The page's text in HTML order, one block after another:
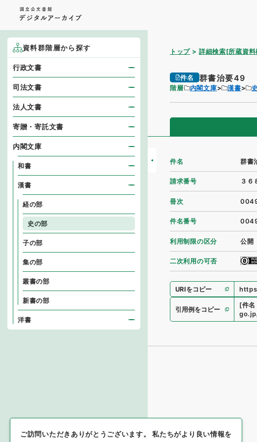
トップ 詳細検索[所蔵資
件名 群書治要49
階層 内閣文庫 漢書
件名 群書
請求番号 ３６
冊次
件名番号
利用制限の区分 公開
二次利用の可否
URIをコピー
引用例をコピー
[件名
資料群階層から探す
行政文書
司法文書
法人文書
寄贈・寄託文書
内閣文庫
和書
漢書
経の部
史の部
子の部
集の部
叢書の部
新書の部
洋書
ご訪問いただきありがとうございます。私たちがより良い情報を